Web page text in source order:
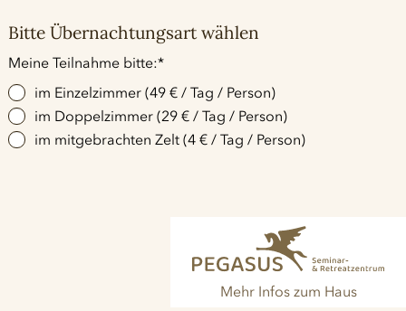
Bitte Übernachtungsart wählen
Pflichtfeld
Meine Teilnahme bitte:*
im Einzelzimmer (49 € / Tag / Person)
im Doppelzimmer (29 € / Tag / Person)
im mitgebrachten Zelt (4 € / Tag / Person)
Mehr Infos zum Haus